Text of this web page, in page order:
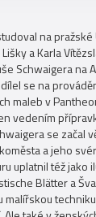
na
a Karla
Schwaigera na
se na
maleb v
vedením
se začal
a jeho
uplatnil též jako
Blätter a
malířskou